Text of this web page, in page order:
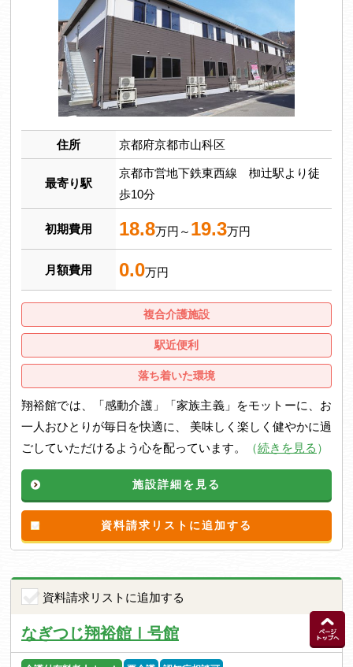
住所 京都府京都市山科区
最寄り駅
京都市営地下鉄東西線 椥辻駅より徒
歩10分
初期費用 18.8万円～ 19.3万円
月額費用 0.0万円
複合介護施設
駅近便利
落ち着いた環境
翔裕館では、「感動介護」「家族主義」をモットーに、お
一人おひとりが毎日を快適に、 美味しく楽しく健やかに過
ごしていただけるよう心を配っています。
（続きを見る ）
施設詳細を見る
資料請求リストに追加する
資料請求リストに追加する
なぎつじ翔裕館Ⅰ号館